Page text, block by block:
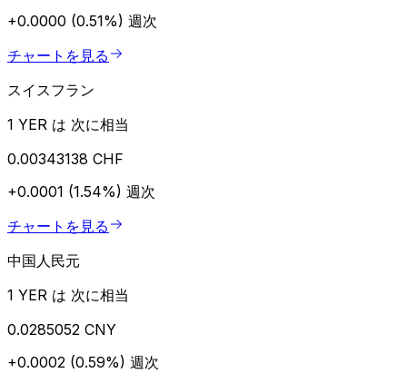
+0.0000 (0.51%) 週次
チャートを見る
スイスフラン
1 YER は 次に相当
0.00343138 CHF
+0.0001 (1.54%) 週次
チャートを見る
中国人民元
1 YER は 次に相当
0.0285052 CNY
+0.0002 (0.59%) 週次